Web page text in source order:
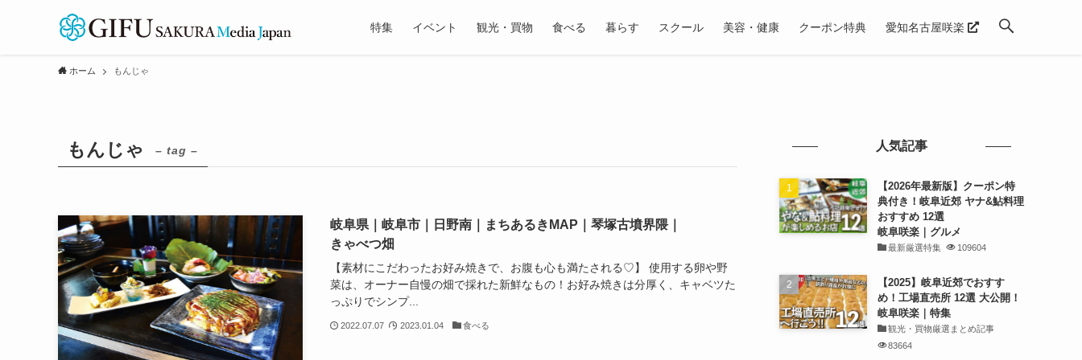
特集 イベント 観光・買物 食べる 暮らす スクール 美容・健康 クーポン特典 愛知名古屋咲楽
ホーム もんじゃ
もんじゃ – tag –
岐阜県｜岐阜市｜日野南｜まちあるきMAP｜琴塚古墳界隈｜
きゃべつ畑
【素材にこだわったお好み焼きで、お腹も心も満たされる♡】 使用する卵や野
菜は、オーナー自慢の畑で採れた新鮮なもの！お好み焼きは分厚く、キャベツた
っぷりでシンプ...
2022.07.07 2023.01.04 食べる
人気記事
【2026年最新版】クーポン特
典付き！岐阜近郊 ヤナ&鮎料理
おすすめ 12選
岐阜咲楽｜グルメ
最新厳選特集 109604
【2025】岐阜近郊でおすす
め！工場直売所 12選 大公開！
岐阜咲楽｜特集
観光・買物厳選まとめ記事
83664